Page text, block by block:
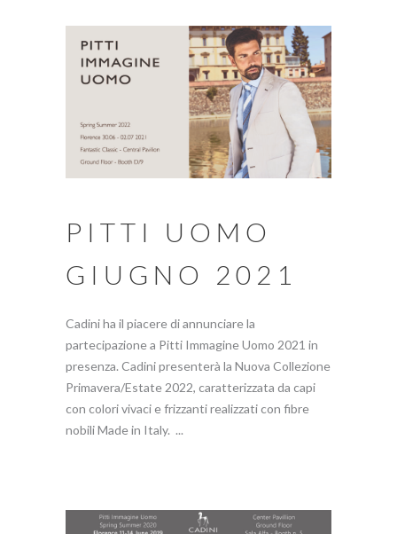
PITTI UOMO
GIUGNO 2021
Cadini ha il piacere di annunciare la
partecipazione a Pitti Immagine Uomo 2021 in
presenza. Cadini presenterà la Nuova Collezione
Primavera/Estate 2022, caratterizzata da capi
con colori vivaci e frizzanti realizzati con fibre
nobili Made in Italy. ...